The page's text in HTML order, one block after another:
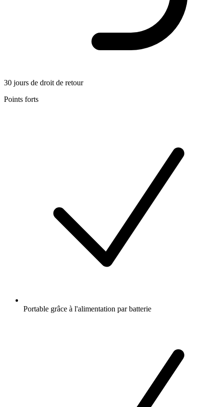
30 jours de droit de retour
Points forts
Portable grâce à l'alimentation par batterie